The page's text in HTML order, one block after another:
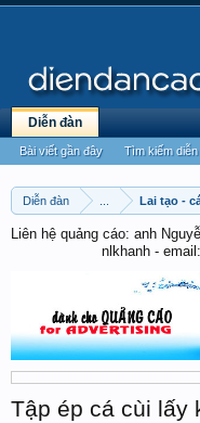
Diễn đàn Lai tạo -
Liên hệ quảng cáo: anh
nlkhanh -
Tập ép cá cùi lấy
Diễn đàn
Bài viết gần đây Tìm kiếm diễn